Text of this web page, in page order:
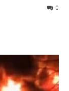
0